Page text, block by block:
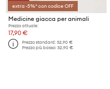
extra -5%* con codice OFF
Medicine giacca per animali
Prezzo attuale:
17,90 €
Prezzo standard:32,90 €
Prezzo più basso:32,90 €